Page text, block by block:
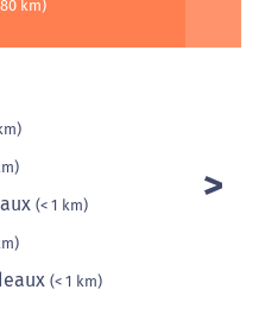
km)
(< 1 km)
(< 1 km)